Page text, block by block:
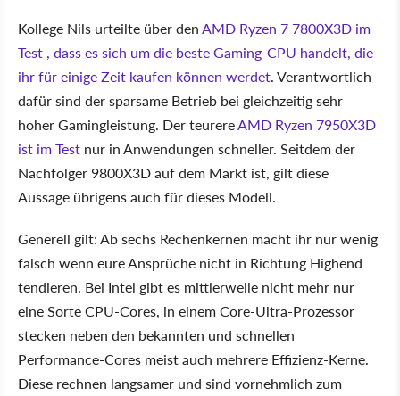
Kollege Nils urteilte über denAMD Ryzen 7 7800X3D im
Test , dass es sich um die beste Gaming-CPU handelt, die
ihr für einige Zeit kaufen können werdet. Verantwortlich
dafür sind der sparsame Betrieb bei gleichzeitig sehr
hoher Gamingleistung. Der teurereAMD Ryzen 7950X3D
ist im Test nur in Anwendungen schneller. Seitdem der
Nachfolger 9800X3D auf dem Markt ist, gilt diese
Aussage übrigens auch für dieses Modell.
Generell gilt: Ab sechs Rechenkernen macht ihr nur wenig
falsch wenn eure Ansprüche nicht in Richtung Highend
tendieren. Bei Intel gibt es mittlerweile nicht mehr nur
eine Sorte CPU-Cores, in einem Core-Ultra-Prozessor
stecken neben den bekannten und schnellen
Performance-Cores meist auch mehrere Effizienz-Kerne.
Diese rechnen langsamer und sind vornehmlich zum